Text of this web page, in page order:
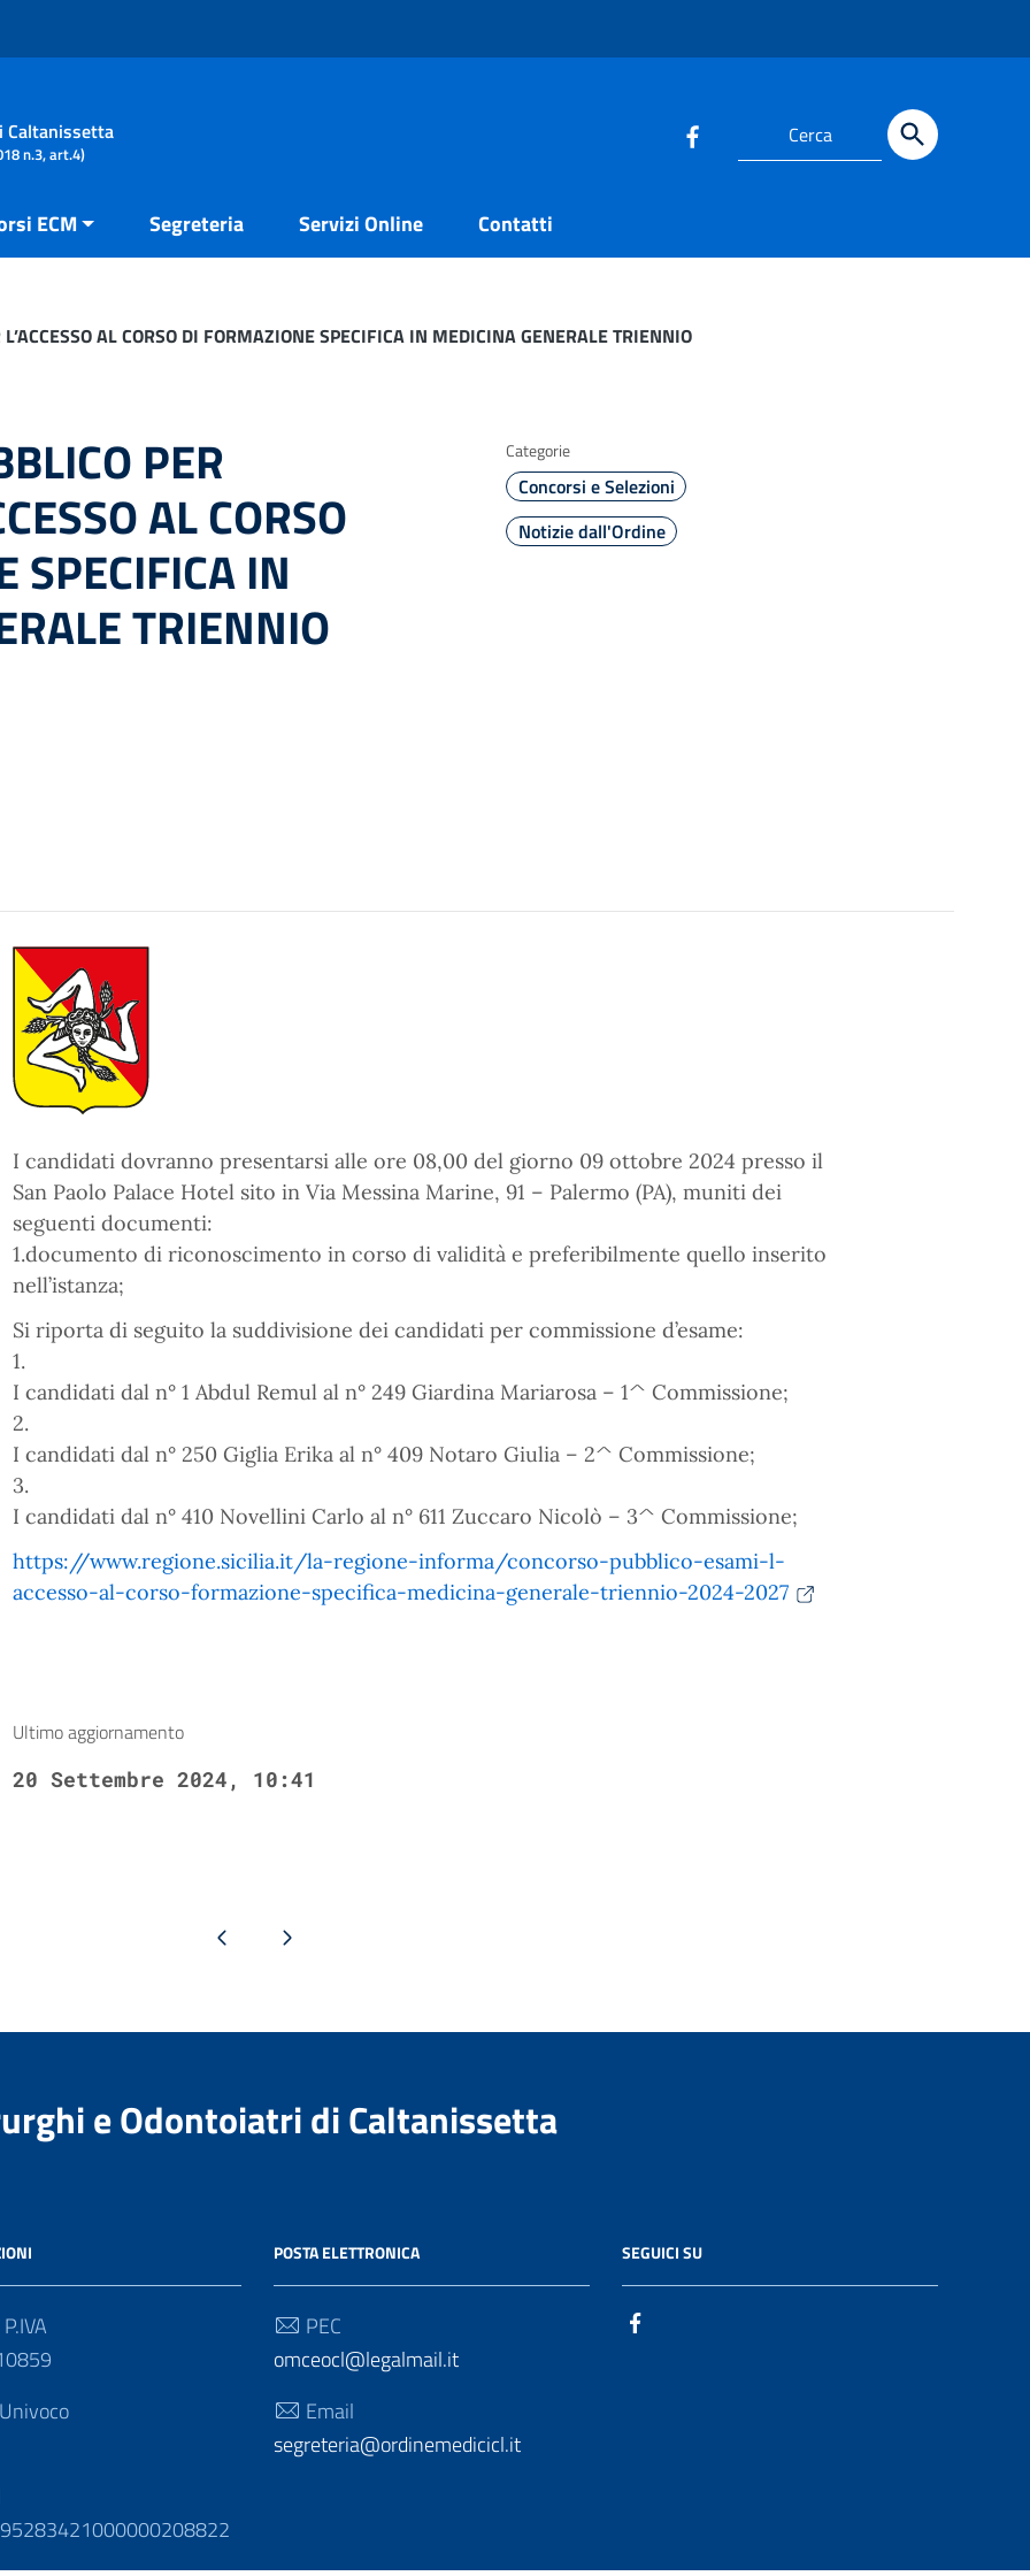
Caltanissetta
n.3, art.4)
Cerca
ECM Segreteria Servizi Online Contatti
AL CORSO DI FORMAZIONE SPECIFICA IN MEDICINA GENERALE TRIENNIO
PER
AL CORSO
SPECIFICA IN
TRIENNIO
Categorie
Concorsi e Selezioni
Notizie dall'Ordine
I candidati dovranno presentarsi alle ore 08,00 del giorno 09 ottobre 2024 presso il
San Paolo Palace Hotel sito in Via Messina Marine, 91 – Palermo (PA), muniti dei
seguenti documenti:
1.documento di riconoscimento in corso di validità e preferibilmente quello inserito
nell’istanza;
Si riporta di seguito la suddivisione dei candidati per commissione d’esame:
1.
I candidati dal n° 1 Abdul Remul al n° 249 Giardina Mariarosa – 1^ Commissione;
2.
I candidati dal n° 250 Giglia Erika al n° 409 Notaro Giulia – 2^ Commissione;
3.
I candidati dal n° 410 Novellini Carlo al n° 611 Zuccaro Nicolò – 3^ Commissione;
https://www.regione.sicilia.it/la-regione-informa/concorso-pubblico-esami-l-
accesso-al-corso-formazione-specifica-medicina-generale-triennio-2024-2027
Ultimo aggiornamento
20 Settembre 2024, 10:41
Pagina precedentePagina successiva
e Odontoiatri di Caltanissetta
POSTA ELETTRONICA
PEC
omceocl@legalmail.it
Email
segreteria@ordinemedicicl.it
SEGUICI SU